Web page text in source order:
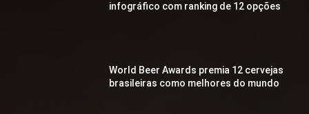
infográfico com ranking de 12 opções
World Beer Awards premia 12 cervejas
brasileiras como melhores do mundo